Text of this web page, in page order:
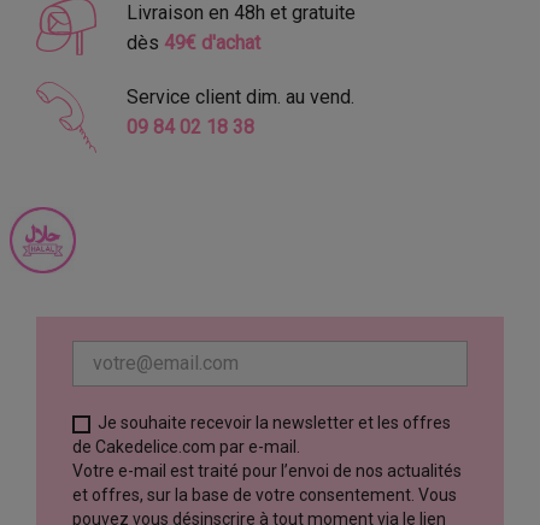
Livraison en 48h et gratuite
dès 49€ d'achat
Service client dim. au vend.
09 84 02 18 38
Je souhaite recevoir la newsletter et les offres
de Cakedelice.com par e-mail.
Votre e-mail est traité pour l’envoi de nos actualités
et offres, sur la base de votre consentement. Vous
pouvez vous désinscrire à tout moment via le lien